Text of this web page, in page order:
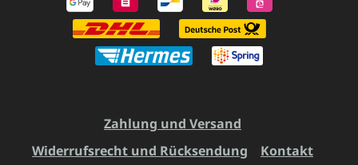
Zahlung und Versand
Widerrufsrecht und Rücksendung
Kontakt